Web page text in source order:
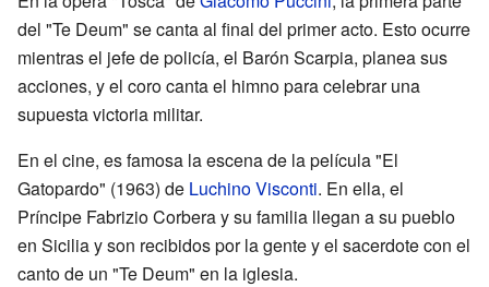
del "Te Deum" se canta al final del primer acto. Esto ocurre
mientras el jefe de policía, el Barón Scarpia, planea sus
acciones, y el coro canta el himno para celebrar una
supuesta victoria militar.
En el cine, es famosa la escena de la película "El
Gatopardo" (1963) de Luchino Visconti. En ella, el
Príncipe Fabrizio Corbera y su familia llegan a su pueblo
en Sicilia y son recibidos por la gente y el sacerdote con el
canto de un "Te Deum" en la iglesia.